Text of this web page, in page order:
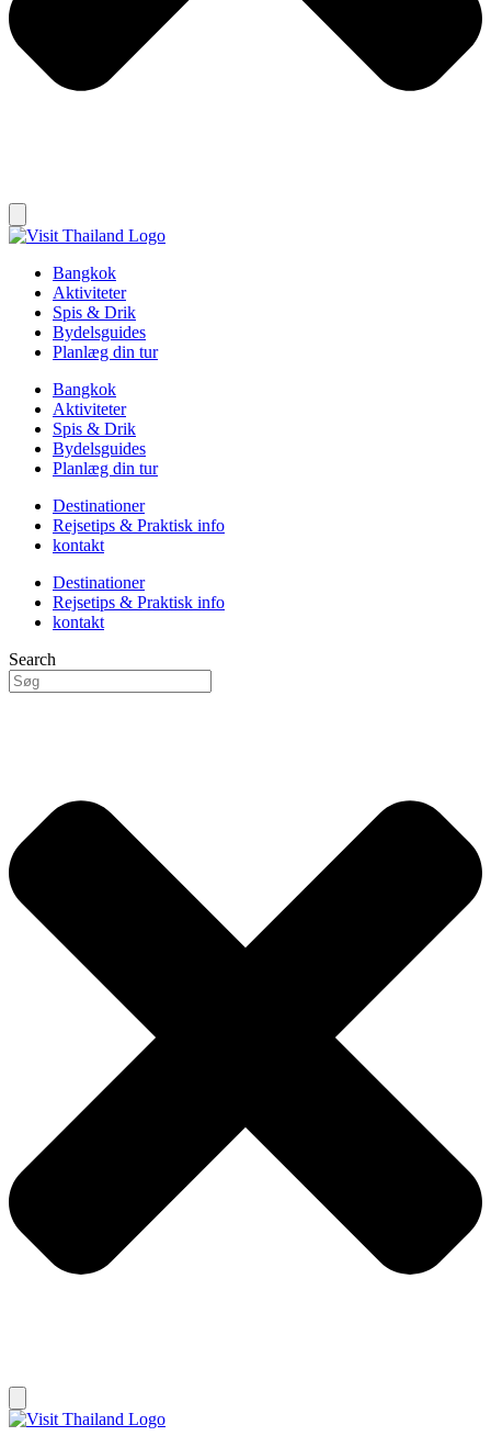
Bangkok
Aktiviteter
Spis & Drik
Bydelsguides
Planlæg din tur
Bangkok
Aktiviteter
Spis & Drik
Bydelsguides
Planlæg din tur
Destinationer
Rejsetips & Praktisk info
kontakt
Destinationer
Rejsetips & Praktisk info
kontakt
Search